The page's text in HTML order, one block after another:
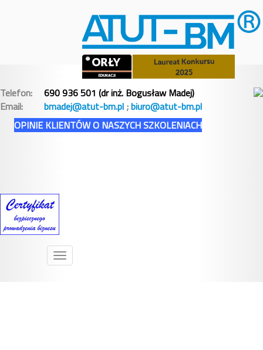
Telefon:
690 936 501 (dr inż. Bogusław Madej)
Email: bmadej@atut-bm.pl ;biuro@atut-bm.pl
OPINIE KLIENTÓW O NASZYCH SZKOLENIACH